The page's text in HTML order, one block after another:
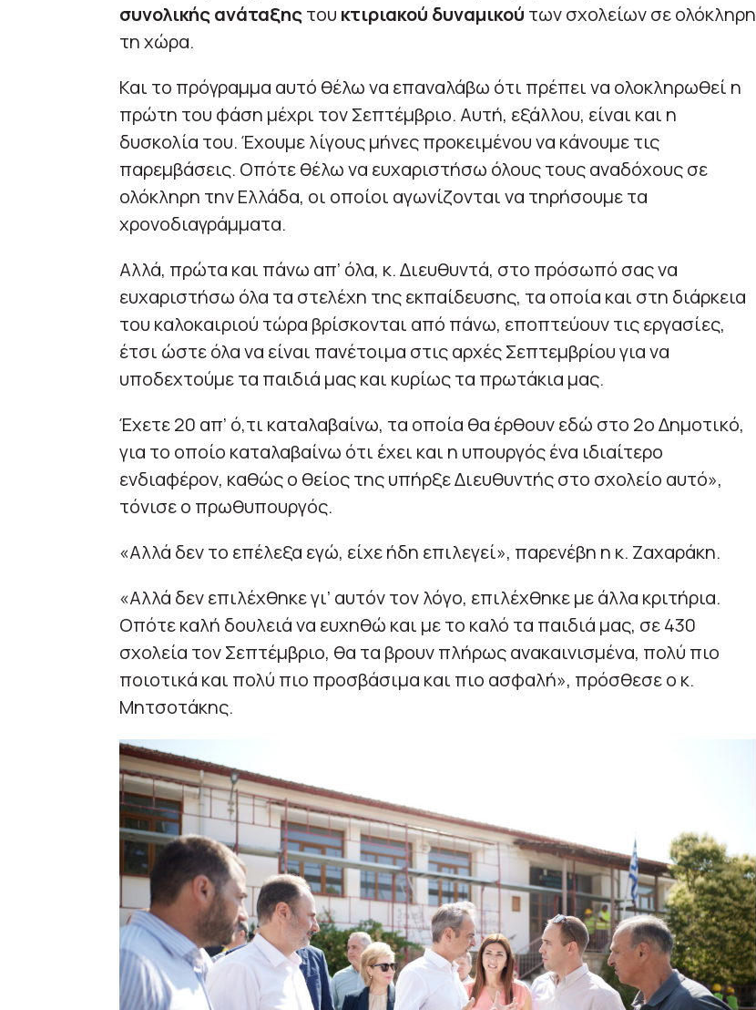
συνολικής ανάταξηςτου κτιριακού δυναμικού των σχολείων σε ολόκληρη
τη χώρα.
Και το πρόγραμμα αυτό θέλω να επαναλάβω ότι πρέπει να ολοκληρωθεί η
πρώτη του φάση μέχρι τον Σεπτέμβριο. Αυτή, εξάλλου, είναι και η
δυσκολία του. Έχουμε λίγους μήνες προκειμένου να κάνουμε τις
παρεμβάσεις. Οπότε θέλω να ευχαριστήσω όλους τους αναδόχους σε
ολόκληρη την Ελλάδα, οι οποίοι αγωνίζονται να τηρήσουμε τα
χρονοδιαγράμματα.
Αλλά, πρώτα και πάνω απ’ όλα, κ. Διευθυντά, στο πρόσωπό σας να
ευχαριστήσω όλα τα στελέχη της εκπαίδευσης, τα οποία και στη διάρκεια
του καλοκαιριού τώρα βρίσκονται από πάνω, εποπτεύουν τις εργασίες,
έτσι ώστε όλα να είναι πανέτοιμα στις αρχές Σεπτεμβρίου για να
υποδεχτούμε τα παιδιά μας και κυρίως τα πρωτάκια μας.
Έχετε 20 απ’ ό,τι καταλαβαίνω, τα οποία θα έρθουν εδώ στο 2ο Δημοτικό,
για το οποίο καταλαβαίνω ότι έχει και η υπουργός ένα ιδιαίτερο
ενδιαφέρον, καθώς ο θείος της υπήρξε Διευθυντής στο σχολείο αυτό»,
τόνισε ο πρωθυπουργός.
«Αλλά δεν το επέλεξα εγώ, είχε ήδη επιλεγεί», παρενέβη η κ. Ζαχαράκη.
«Αλλά δεν επιλέχθηκε γι’ αυτόν τον λόγο, επιλέχθηκε με άλλα κριτήρια.
Οπότε καλή δουλειά να ευχηθώ και με το καλό τα παιδιά μας, σε 430
σχολεία τον Σεπτέμβριο, θα τα βρουν πλήρως ανακαινισμένα, πολύ πιο
ποιοτικά και πολύ πιο προσβάσιμα και πιο ασφαλή», πρόσθεσε ο κ.
Μητσοτάκης.